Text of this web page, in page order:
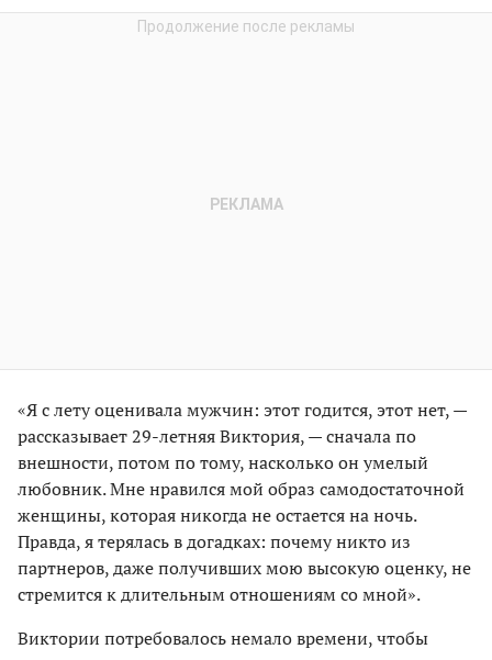
«Я с лету оценивала мужчин: этот годится, этот нет, —
рассказывает 29-летняя Виктория, — сначала по
внешности, потом по тому, насколько он умелый
любовник. Мне нравился мой образ самодостаточной
женщины, которая никогда не остается на ночь.
Правда, я терялась в догадках: почему никто из
партнеров, даже получивших мою высокую оценку, не
стремится к длительным отношениям со мной».
Виктории потребовалось немало времени, чтобы